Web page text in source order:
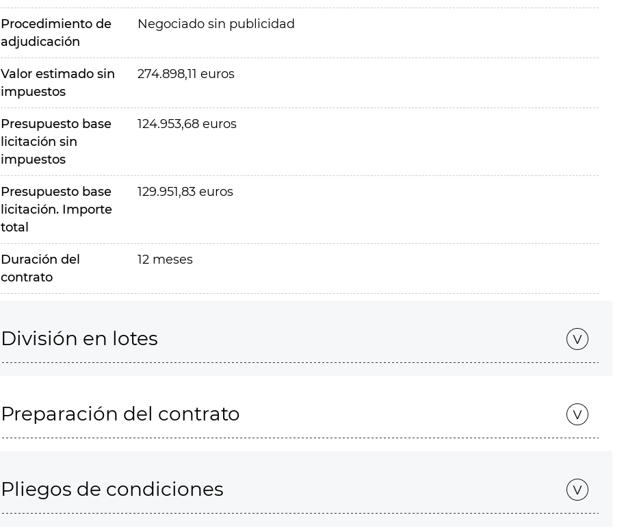
Procedimiento de
adjudicación
Negociado sin publicidad
Valor estimado sin
impuestos
274.898,11 euros
Presupuesto base
licitación sin
impuestos
124.953,68 euros
Presupuesto base
licitación. Importe
total
129.951,83 euros
Duración del
contrato
12 meses
División en lotes
Preparación del contrato
Pliegos de condiciones